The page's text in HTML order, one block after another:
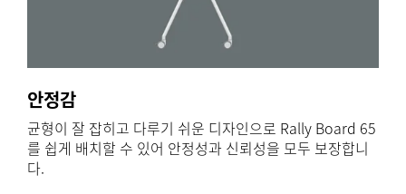
안정감
균형이 잘 잡히고 다루기 쉬운 디자인으로 Rally Board 65
를 쉽게 배치할 수 있어 안정성과 신뢰성을 모두 보장합니
다.